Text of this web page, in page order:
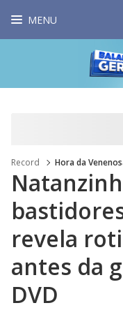
MENU
Record Hora da
revela
antes da
DVD